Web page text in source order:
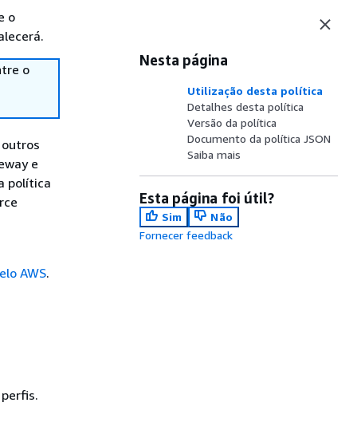
o
o
e
política
AWS.
Nesta página
Utilização desta política
Detalhes desta política
Versão da política
Documento da política JSON
Saiba mais
Esta página foi útil?
Sim
Não
Fornecer feedback